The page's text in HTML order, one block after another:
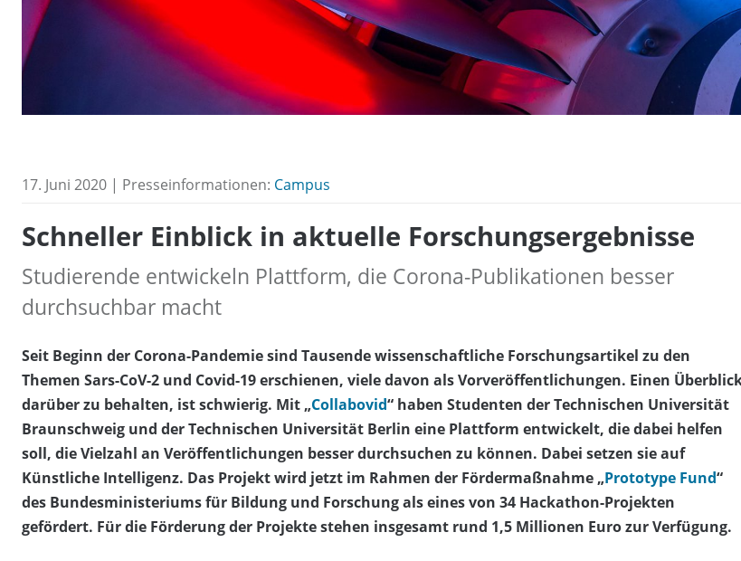
17. Juni 2020 | Presseinformationen: Campus
Schneller Einblick in aktuelle Forschungsergebnisse
Studierende entwickeln Plattform, die Corona-Publikationen besser
durchsuchbar macht
Seit Beginn der Corona-Pandemie sind Tausende wissenschaftliche Forschungsartikel zu den
Themen Sars-CoV-2 und Covid-19 erschienen, viele davon als Vorveröffentlichungen. Einen
darüber zu behalten, ist schwierig. Mit „Collabovid“ haben Studenten der Technischen Universität
Braunschweig und der Technischen Universität Berlin eine Plattform entwickelt, die dabei helfen
soll, die Vielzahl an Veröffentlichungen besser durchsuchen zu können. Dabei setzen sie auf
Künstliche Intelligenz. Das Projekt wird jetzt im Rahmen der Fördermaßnahme „Prototype Fund“
des Bundesministeriums für Bildung und Forschung als eines von 34 Hackathon-Projekten
gefördert. Für die Förderung der Projekte stehen insgesamt rund 1,5 Millionen Euro zur Verfügung.